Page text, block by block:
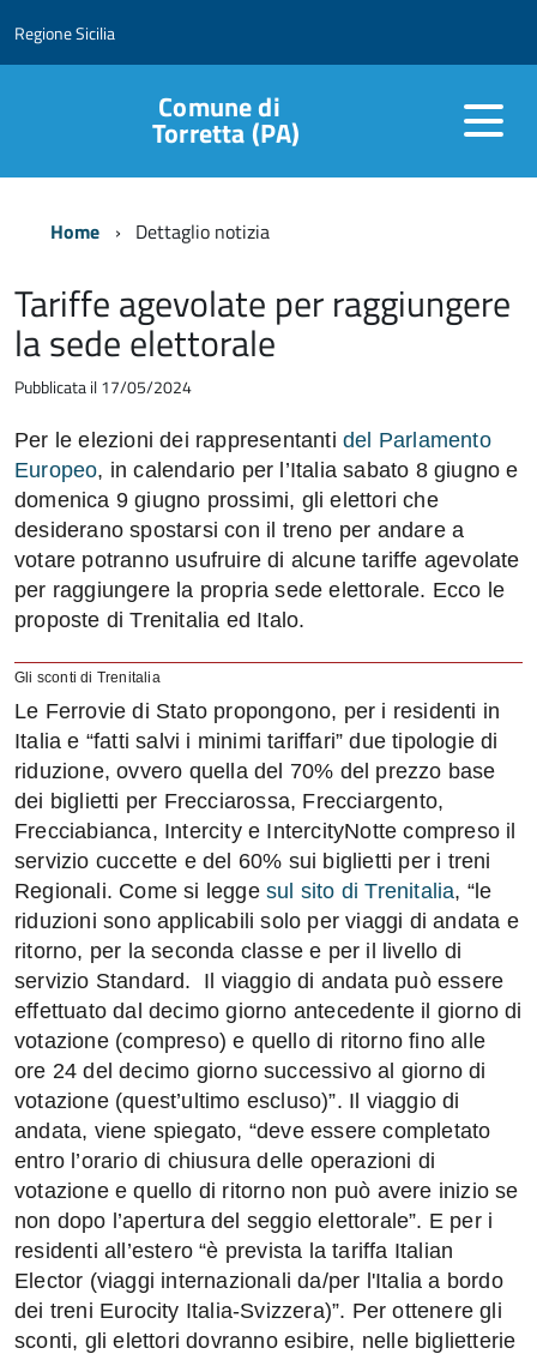
Regione Sicilia
Comune di
Torretta (PA)
Home Dettaglio notizia
Tariffe agevolate per raggiungere
la sede elettorale
Pubblicata il 17/05/2024
Per le elezioni dei rappresentanti del Parlamento
Europeo, in calendario per l’Italia sabato 8 giugno e
domenica 9 giugno prossimi, gli elettori che
desiderano spostarsi con il treno per andare a
votare potranno usufruire di alcune tariffe agevolate
per raggiungere la propria sede elettorale. Ecco le
proposte di Trenitalia ed Italo.
Gli sconti di Trenitalia
Le Ferrovie di Stato propongono, per i residenti in
Italia e “fatti salvi i minimi tariffari” due tipologie di
riduzione, ovvero quella del 70% del prezzo base
dei biglietti per Frecciarossa, Frecciargento,
Frecciabianca, Intercity e IntercityNotte compreso il
servizio cuccette e del 60% sui biglietti per i treni
Regionali. Come si legge sul sito di Trenitalia, “le
riduzioni sono applicabili solo per viaggi di andata e
ritorno, per la seconda classe e per il livello di
servizio Standard. Il viaggio di andata può essere
effettuato dal decimo giorno antecedente il giorno di
votazione (compreso) e quello di ritorno fino alle
ore 24 del decimo giorno successivo al giorno di
votazione (quest’ultimo escluso)”. Il viaggio di
andata, viene spiegato, “deve essere completato
entro l’orario di chiusura delle operazioni di
votazione e quello di ritorno non può avere inizio se
non dopo l’apertura del seggio elettorale”. E per i
residenti all’estero “è prevista la tariffa Italian
Elector (viaggi internazionali da/per l'Italia a bordo
dei treni Eurocity Italia-Svizzera)”. Per ottenere gli
sconti, gli elettori dovranno esibire, nelle biglietterie